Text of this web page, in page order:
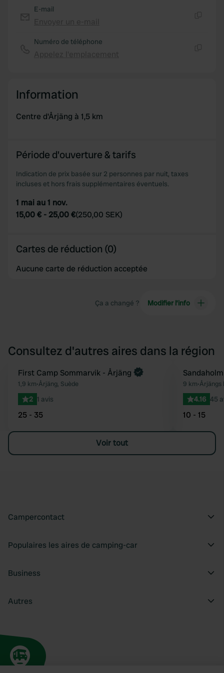
E-mail
Numéro de téléphone
Information
Centre d'Årjäng à 1,5 km
Période d'ouverture & tarifs
Indication de prix basée sur 2 personnes par nuit, taxes
incluses et hors frais supplémentaires éventuels.
1 mai au 1 nov.
15,00 € - 25,00 €(250,00 SEK)
Cartes de réduction (0)
Aucune carte de réduction acceptée
Ça a changé ? Modifier l’info
Consultez d'autres aires dans la région
Préféré
First Camp Sommarvik - Årjäng
1,9 km•Årjäng, Suède
2 1 avis
25 - 35
9 km•Årjängs
4.16 45
10 - 15
Voir tout
Campercontact
Populaires les aires de camping-car
Business
Autres